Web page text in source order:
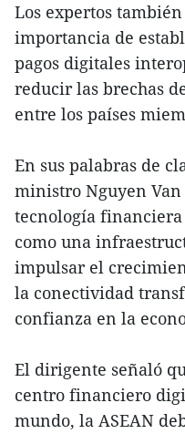
Los expertos
importancia de
pagos digitales
reducir las brechas
entre los países
En sus palabras de
ministro Nguyen Van
tecnología financiera
como una
impulsar el
la conectividad
confianza en la
El dirigente señaló
centro financiero
mundo, la ASEAN